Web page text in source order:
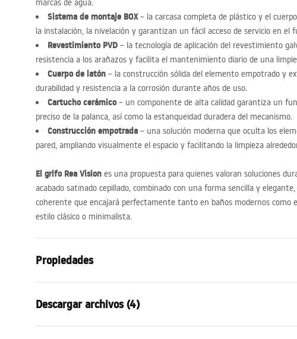
marcas de agua.
Sistema de montaje BOX– la carcasa completa de plástico y el
la instalación, la nivelación y garantizan un fácil acceso de servicio en el
Revestimiento PVD – la tecnología de aplicación del revestimiento
resistencia a los arañazos y facilita el mantenimiento diario de una
Cuerpo de latón – la construcción sólida del elemento empotrado y
durabilidad y resistencia a la corrosión durante años de uso.
Cartucho cerámico– un componente de alta calidad garantiza un
preciso de la palanca, así como la estanqueidad duradera del mecanismo.
Construcción empotrada – una solución moderna que oculta los
pared, ampliando visualmente el espacio y facilitando la limpieza
El grifo Rea Vision es una propuesta para quienes valoran soluciones
acabado satinado cepillado, combinado con una forma sencilla y
coherente que encajará perfectamente tanto en baños modernos como
estilo clásico o minimalista.
Propiedades
Método de instalación del grifo
Material
latón
Descargar archivos (4)